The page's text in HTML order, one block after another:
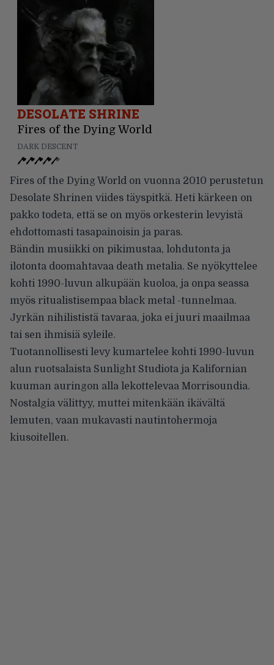
DESOLATE SHRINE
Fires of the Dying World
DARK DESCENT
Fires of the Dying World on vuonna 2010 perustetun
Desolate Shrinen viides täyspitkä. Heti kärkeen on
pakko todeta, että se on myös orkesterin levyistä
ehdottomasti tasapainoisin ja paras.
Bändin musiikki on pikimustaa, lohdutonta ja
ilotonta doomahtavaa death metalia. Se nyökyttelee
kohti 1990-luvun alkupään kuoloa, ja onpa seassa
myös ritualistisempaa black metal -tunnelmaa.
Jyrkän nihilististä tavaraa, joka ei juuri maailmaa
tai sen ihmisiä syleile.
Tuotannollisesti levy kumartelee kohti 1990-luvun
alun ruotsalaista Sunlight Studiota ja Kalifornian
kuuman auringon alla lekottelevaa Morrisoundia.
Nostalgia välittyy, muttei mitenkään ikävältä
lemuten, vaan mukavasti nautintohermoja
kiusoitellen.